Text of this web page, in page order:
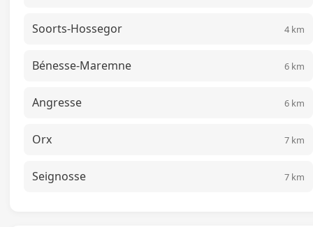
Soorts-Hossegor 4 km
Bénesse-Maremne 6 km
Angresse 6 km
Orx 7 km
Seignosse 7 km